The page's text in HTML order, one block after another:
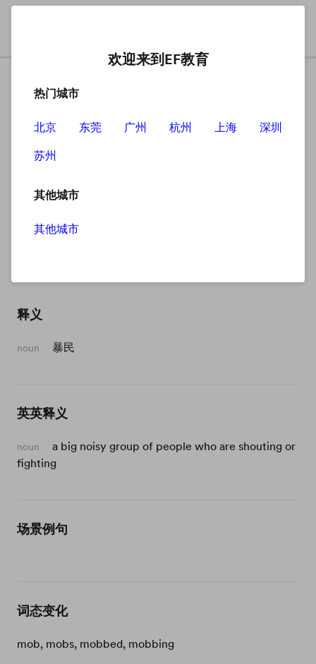
mob
释义
noun 暴民
英英释义
noun
a big noisy group of people who are shouting or
fighting
场景例句
词态变化
mob, mobs, mobbed, mobbing
欢迎来到EF教育
热门城市
北京 东莞 广州 杭州 上海
深圳
苏州
其他城市
其他城市